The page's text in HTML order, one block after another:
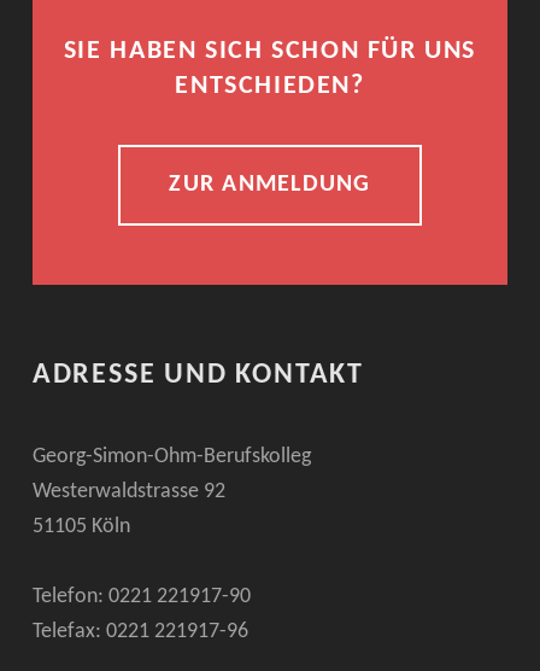
SIE HABEN SICH SCHON FÜR UNS
ENTSCHIEDEN?
ZUR ANMELDUNG
ADRESSE UND KONTAKT
Georg-Simon-Ohm-Berufskolleg
Westerwaldstrasse 92
51105 Köln
Telefon: 0221 221917-90
Telefax: 0221 221917-96